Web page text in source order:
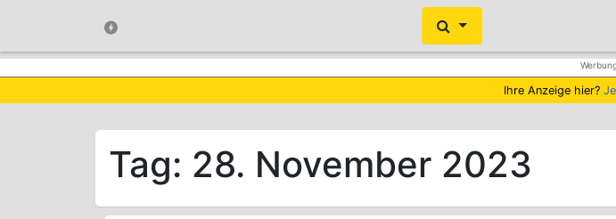
Ihre Anzeige hier?
Tag: 28. November 2023